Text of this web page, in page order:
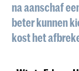
na aanschaf
beter kunnen
kost het